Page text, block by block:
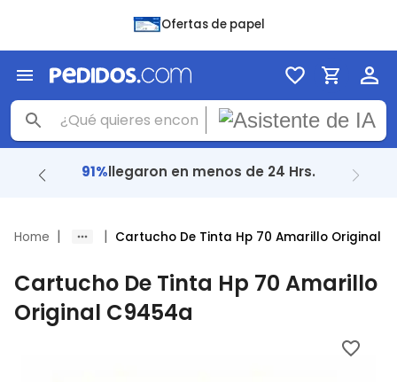
Ofertas de papel
91%llegaron en menos de 24 Hrs.
Home | | Cartucho De Tinta Hp 70 Amarillo Original
Cartucho De Tinta Hp 70 Amarillo
Original C9454a